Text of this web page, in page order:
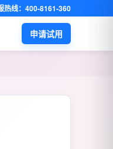
热线：400-8161-360
申请试用